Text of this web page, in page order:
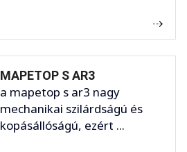
MAPETOP S AR3
a mapetop s ar3 nagy
mechanikai szilárdságú és
kopásállóságú, ezért ...